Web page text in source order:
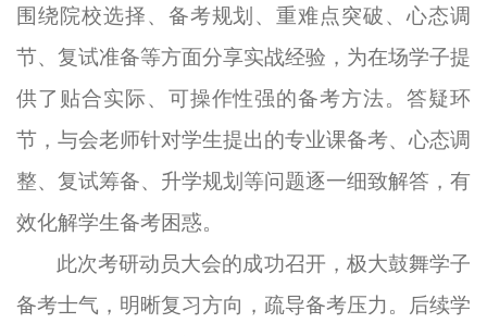
围绕院校选择、备考规划、重难点突破、心态调
节、复试准备等方面分享实战经验，为在场学子提
供了贴合实际、可操作性强的备考方法。答疑环
节，与会老师针对学生提出的专业课备考、心态调
整、复试筹备、升学规划等问题逐一细致解答，有
效化解学生备考困惑。
此次考研动员大会的成功召开，极大鼓舞学子
备考士气，明晰复习方向，疏导备考压力。后续学